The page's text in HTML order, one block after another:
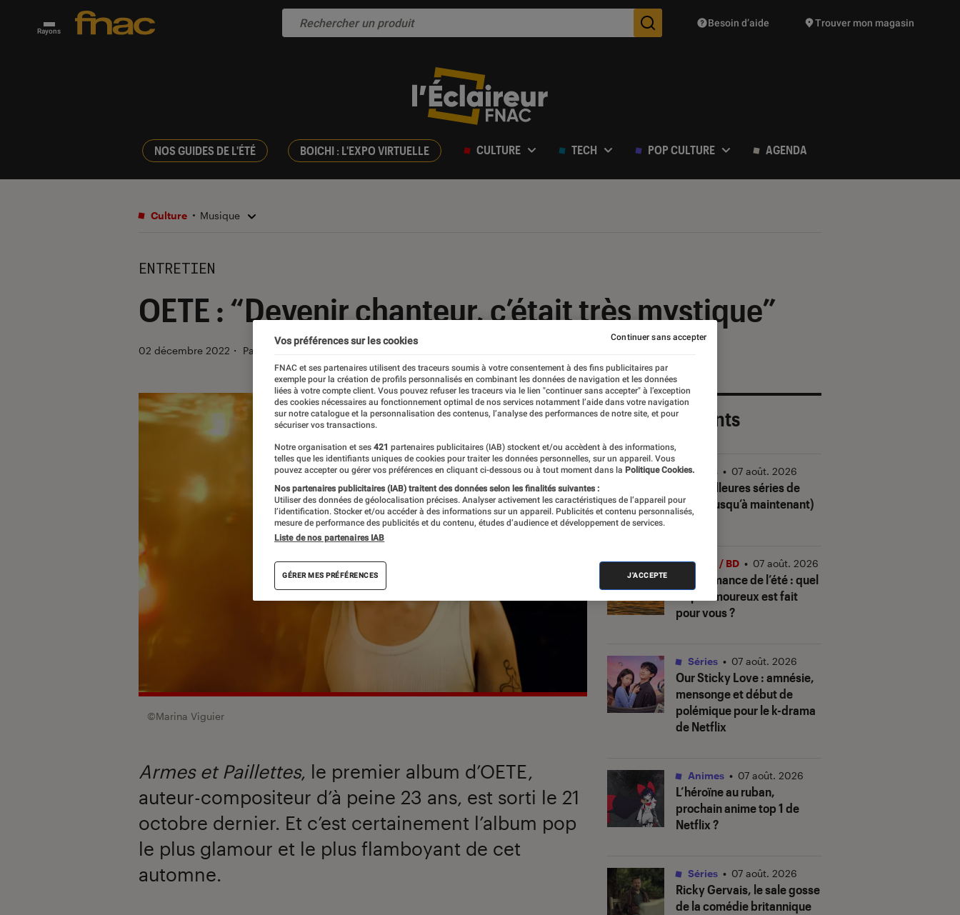
Rayons Des suggestions de produits vont vous être proposées
Besoin d’aide Trouver mon magasin
NOS GUIDES DE L'ÉTÉ BOICHI : L'EXPO VIRTUELLE CULTURE TECH POP CULTURE AGENDA
Culture Musique
ENTRETIEN
OETE : “Devenir chanteur, c’était très mystique”
02 décembre 2022 ・ Par Marina Viguier
©Marina Viguier
Armes et Paillettes, le premier album d’OETE,
auteur-compositeur d’à peine 23 ans, est sorti le 21
octobre dernier. Et c’est certainement l’album pop
le plus glamour et le plus flamboyant de cet
automne.
Les plus récents
Les meilleures séries de
2026 (jusqu’à maintenant)
Séries • 07 août. 2026
Quiz romance de l’été : quel
trope amoureux est fait
pour vous ?
Livres / BD • 07 août. 2026
Our Sticky Love: amnésie,
mensonge et début de
polémique pour le k-drama
de Netflix
Séries • 07 août. 2026
L’héroïne au ruban,
prochain anime top 1 de
Netflix ?
Animes • 07 août. 2026
Ricky Gervais, le sale gosse
de la comédie britannique
Séries • 07 août. 2026
Vos préférences sur les cookies
FNAC et ses partenaires utilisent des traceurs soumis à votre consentement à des fins publicitaires par
exemple pour la création de profils personnalisés en combinant les données de navigation et les données
liées à votre compte client. Vous pouvez refuser les traceurs via le lien "continuer sans accepter" à l’exception
des cookies nécessaires au fonctionnement optimal de nos services notamment l’aide dans votre navigation
sur notre catalogue et la personnalisation des contenus, l’analyse des performances de notre site, et pour
sécuriser vos transactions.
Notre organisation et ses 421 partenaires publicitaires (IAB) stockent et/ou accèdent à des informations,
telles que les identifiants uniques de cookies pour traiter les données personnelles, sur un appareil. Vous
pouvez accepter ou gérer vos préférences en cliquant ci-dessous ou à tout moment dans la Politique Cookies.
Nos partenaires publicitaires (IAB) traitent des données selon les finalités suivantes :
Utiliser des données de géolocalisation précises. Analyser activement les caractéristiques de l’appareil pour
l’identification. Stocker et/ou accéder à des informations sur un appareil. Publicités et contenu personnalisés,
mesure de performance des publicités et du contenu, études d’audience et développement de services.
Liste de nos partenaires IAB
GÉRER MES PRÉFÉRENCES J'ACCEPTE
Continuer sans accepter